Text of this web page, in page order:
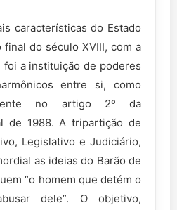
características do Estado
do século XVIII, com a
foi a instituição de poderes
entre si, como
no artigo 2º da
de 1988. A tripartição de
Legislativo e Judiciário,
as ideias do Barão de
“o homem que detém o
dele”. O objetivo,